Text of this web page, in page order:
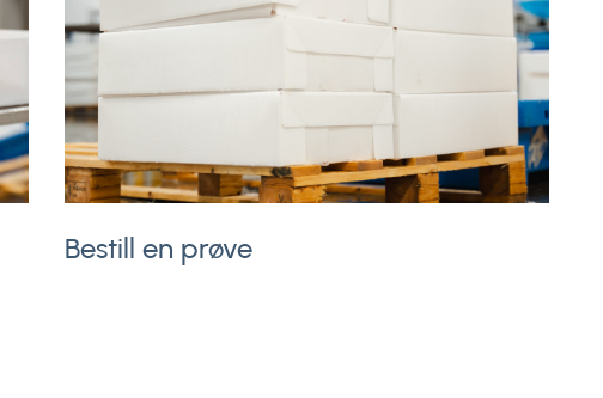
Bestill en prøve